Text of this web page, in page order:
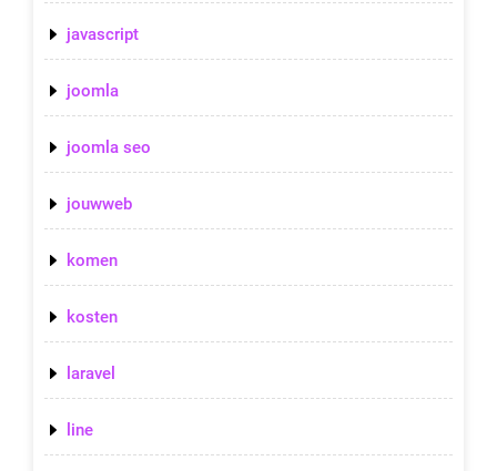
javascript
joomla
joomla seo
jouwweb
komen
kosten
laravel
line